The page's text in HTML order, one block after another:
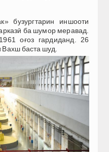
бузургтарин иншооти
ба шумор меравад.
оғоз гардиданд. 26
Вахш баста шуд.